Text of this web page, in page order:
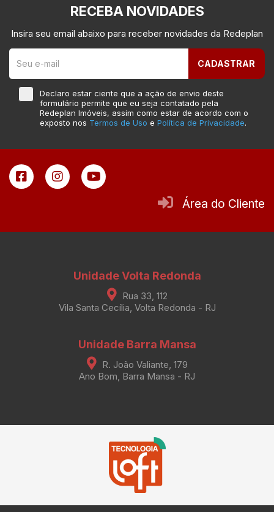
RECEBA NOVIDADES
Insira seu email abaixo para receber novidades da Redeplan
CADASTRAR
Declaro estar ciente que a ação de envio deste
formulário permite que eu seja contatado pela
Redeplan Imóveis, assim como estar de acordo com o
exposto nos Termos de Uso e Política de Privacidade.
Área do Cliente
Unidade Volta Redonda
Rua 33, 112
Vila Santa Cecília, Volta Redonda - RJ
Unidade Barra Mansa
R. João Valiante, 179
Ano Bom, Barra Mansa - RJ